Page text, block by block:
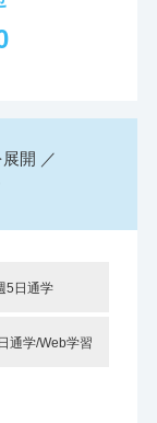
開 ／
5日通学
通学/Web学習